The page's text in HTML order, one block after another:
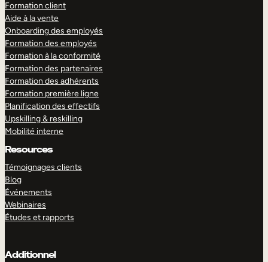
Formation client
Aide à la vente
Onboarding des employés
Formation des employés
Formation à la conformité
Formation des partenaires
Formation des adhérents
Formation première ligne
Planification des effectifs
Upskilling & reskilling
Mobilité interne
Resources
Témoignages clients
Blog
Événements
Webinaires
Études et rapports
Additionnel